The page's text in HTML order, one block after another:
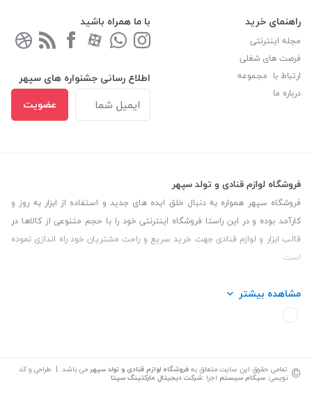
راهنمای خرید
مجله اینترنتی
فرصت های شغلی
ارتباط با مجموعه
درباره ما
با ما همراه باشید
اطلاع رسانی جشنواره های سپهر
عضویت
فروشگاه لوازم قنادی و تولد سپهر
فروشگاه سپهر همواره به دنبال خلق ایده های جدید و استفاده از ابزار به روز و
کارآمد بوده و در این راستا فروشگاه اینترنتی خود را با حجم متنوعی از کالاها در
قالب ابزار و لوازم قنادی جهت خرید سریع و راحت مشتریان خود راه اندازی نموده
است.
این فروشگاه تمام تلاش خود را نموده تا کالاهایی با کیفیت و با حداقل قیمت
عرضه نماید.
مشاهده بیشتر
© تمامی حقوق این سایت متعلق بهفروشگاه لوازم قنادی و تولد سپهر می باشد. | طراحی و کد
نویسی: سپکام سیستم اجرا :شرکت دیجیتال مارکتینگ سپتا